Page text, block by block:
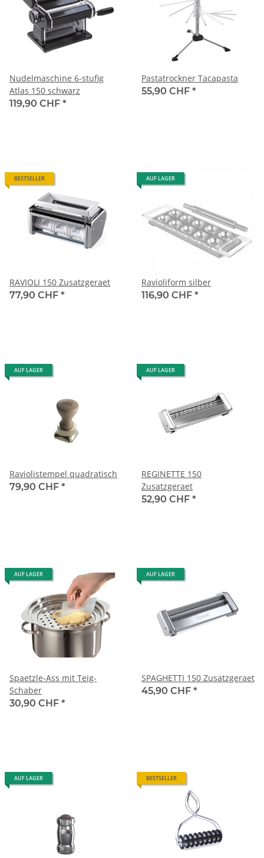
Nudelmaschine 6-stufig
Atlas 150 schwarz
119,90 CHF *
Pastatrockner Tacapasta
55,90 CHF *
BESTSELLER
RAVIOLI 150 Zusatzgeraet
77,90 CHF *
AUF LAGER
Ravioliform silber
116,90 CHF *
AUF LAGER
Raviolistempel quadratisch
79,90 CHF *
AUF LAGER
REGINETTE 150
Zusatzgeraet
52,90 CHF *
AUF LAGER
Spaetzle-Ass mit Teig-
Schaber
30,90 CHF *
AUF LAGER
SPAGHETTI 150 Zusatzgeraet
45,90 CHF *
AUF LAGER BESTSELLER